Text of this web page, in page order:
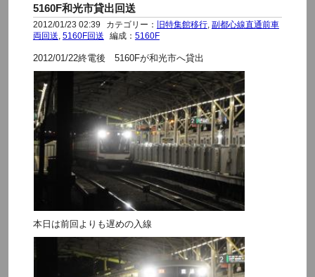
5160F和光市貸出回送
2012/01/23 02:39 カテゴリー： 旧特集館移行, 副都心線直通前車
両回送 5160F回送 編成： 5160F
2012/01/22終電後 5160Fが和光市へ貸出
本日は前回よりも遅めの入線